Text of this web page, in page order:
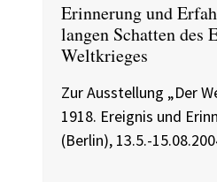
Erinnerung und
langen Schatten des
Weltkrieges
Zur Ausstellung „Der
1918. Ereignis und
(Berlin), 13.5.-